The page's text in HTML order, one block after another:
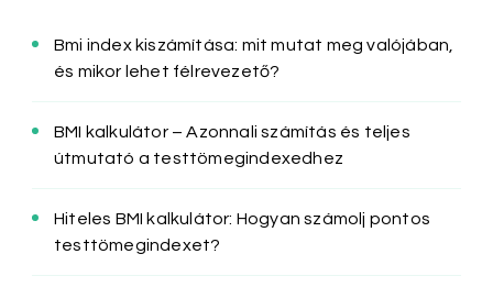
Bmi index kiszámítása: mit mutat meg valójában,
és mikor lehet félrevezető?
BMI kalkulátor – Azonnali számítás és teljes
útmutató a testtömegindexedhez
Hiteles BMI kalkulátor: Hogyan számolj pontos
testtömegindexet?